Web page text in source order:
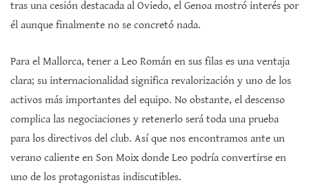
tras una cesión destacada al Oviedo, el Genoa mostró interés por
él aunque finalmente no se concretó nada.
Para el Mallorca, tener a Leo Román en sus filas es una ventaja
clara; su internacionalidad significa revalorización y uno de los
activos más importantes del equipo. No obstante, el descenso
complica las negociaciones y retenerlo será toda una prueba
para los directivos del club. Así que nos encontramos ante un
verano caliente en Son Moix donde Leo podría convertirse en
uno de los protagonistas indiscutibles.